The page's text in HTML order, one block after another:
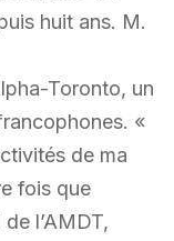
huit ans. M.
Toronto, un
«
de ma
fois que
l’AMDT,